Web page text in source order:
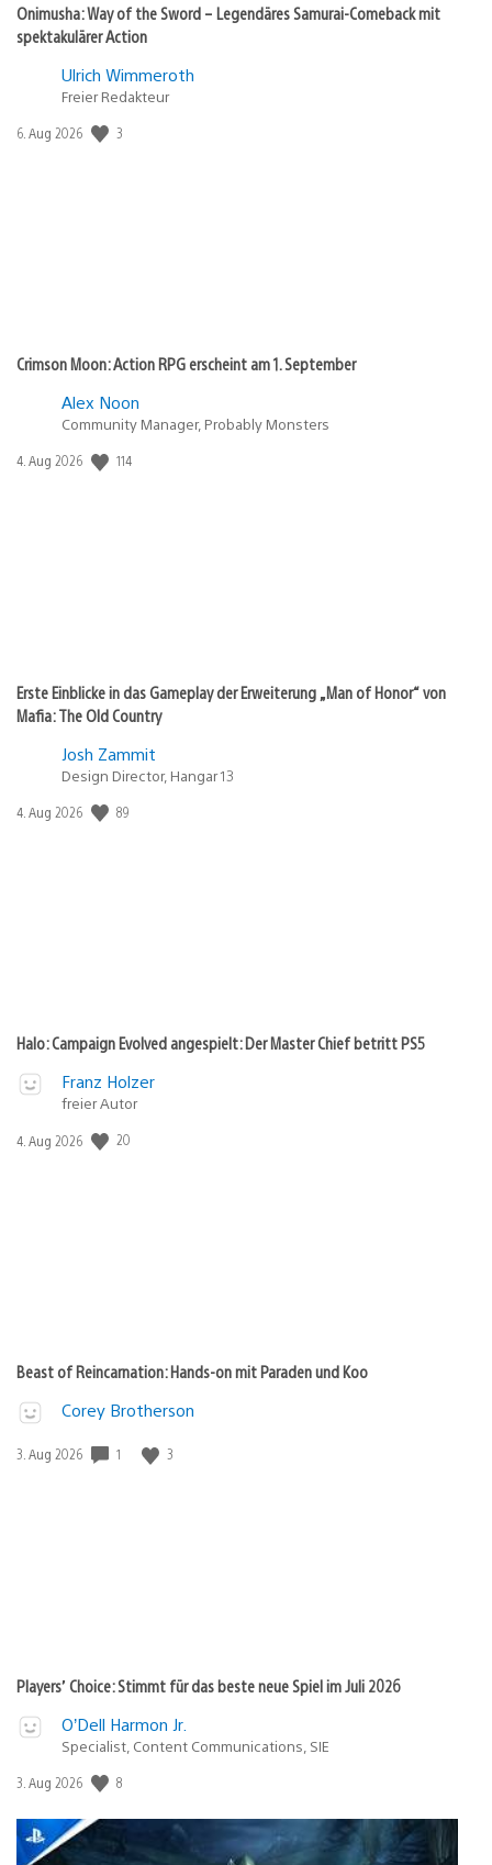
Onimusha: Way of the Sword – Legendäres Samurai-Comeback mit
spektakulärer Action
Ulrich Wimmeroth
Freier Redakteur
Veröffentlichungsdatum:
6. Aug 2026 3
Crimson Moon: Action RPG erscheint am 1. September
Alex Noon
Community Manager, Probably Monsters
Veröffentlichungsdatum:
4. Aug 2026 114
Erste Einblicke in das Gameplay der Erweiterung „Man of Honor“ von
Mafia: The Old Country
Josh Zammit
Design Director, Hangar 13
Veröffentlichungsdatum:
4. Aug 2026 89
Halo: Campaign Evolved angespielt: Der Master Chief betritt PS5
Franz Holzer
freier Autor
Veröffentlichungsdatum:
4. Aug 2026 20
Beast of Reincarnation: Hands-on mit Paraden und Koo
Corey Brotherson
Veröffentlichungsdatum:
3. Aug 2026 1 3
Players’ Choice: Stimmt für das beste neue Spiel im Juli 2026
O’Dell Harmon Jr.
Specialist, Content Communications, SIE
Veröffentlichungsdatum:
3. Aug 2026 8